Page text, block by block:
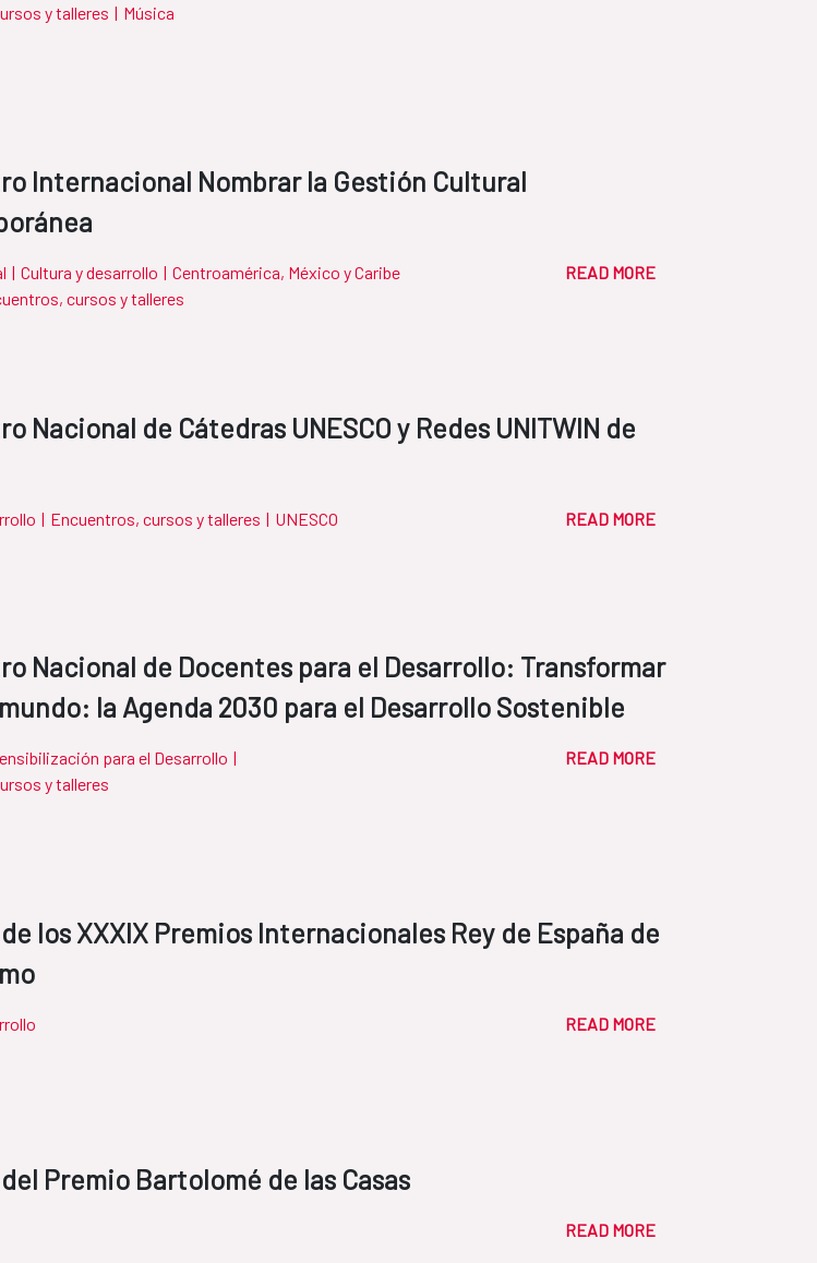
y talleres | Música
Internacional Nombrar la Gestión Cultural
| Cultura y desarrollo | Centroamérica, México y Caribe
cursos y talleres
READ MORE
Nacional de Cátedras UNESCO y Redes UNITWIN de
| Encuentros, cursos y talleres | UNESCO READ MORE
Nacional de Docentes para el Desarrollo: Transformar
la Agenda 2030 para el Desarrollo Sostenible
para el Desarrollo |
y talleres
READ MORE
los XXXIX Premios Internacionales Rey de España de
READ MORE
Premio Bartolomé de las Casas
READ MORE